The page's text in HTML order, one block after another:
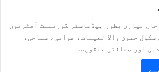
نیازی بطور ہیڈماسٹر گورنمنٹ آفٹرنون
سکول جتوئ والا تعینات، عوامی، سماجی،
اور صحافتی حلقوں…